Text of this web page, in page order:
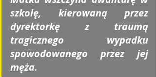
szkolę, kierowaną przez
dyrektorkę z traumą
tragicznego wypadku
spowodowanego przez jej
męża.